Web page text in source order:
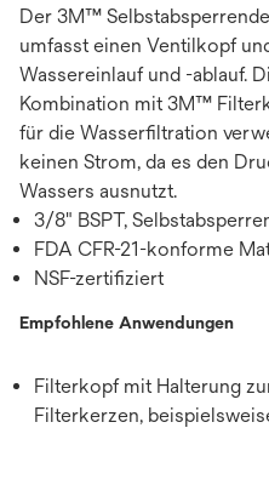
Der 3M™
umfasst einen Ventilkopf
Wassereinlauf und -ablauf.
Kombination mit 3M™
für die Wasserfiltration
keinen Strom, da es den
Wassers ausnutzt.
3/8" BSPT,
FDA CFR-21-konforme
NSF-zertifiziert
Empfohlene Anwendungen
Filterkopf mit Halterung
Filterkerzen,